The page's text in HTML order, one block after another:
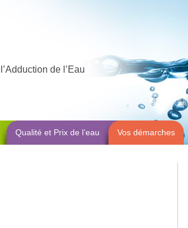
de l’Eau
Qualité et Prix de l’eau Vos démarches